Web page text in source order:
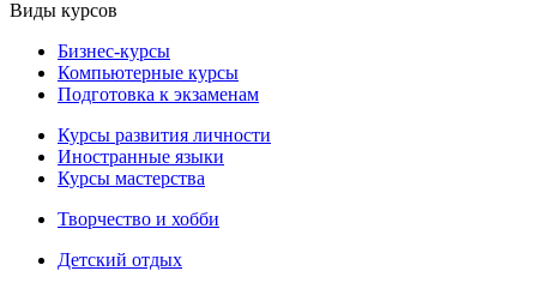
Виды курсов
Бизнес-курсы
Компьютерные курсы
Подготовка к экзаменам
Курсы развития личности
Иностранные языки
Курсы мастерства
Творчество и хобби
Детский отдых